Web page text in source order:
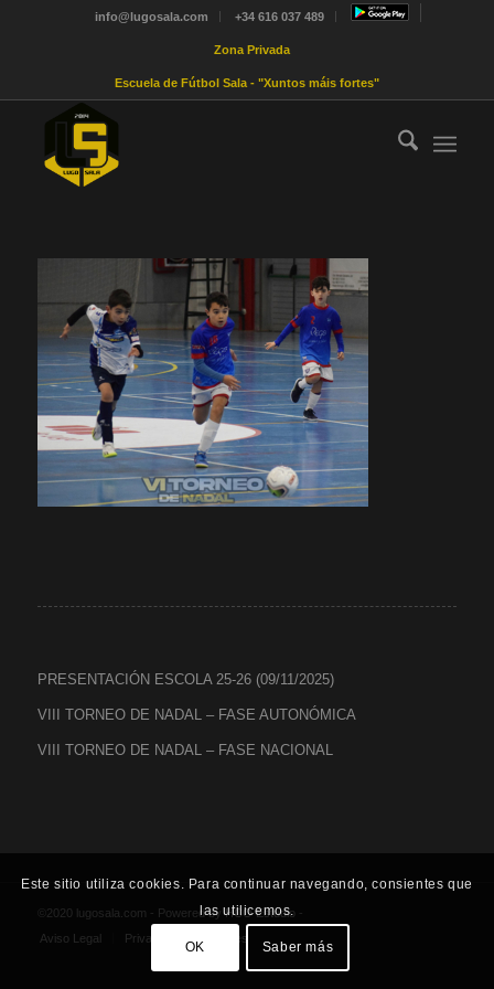
info@lugosala.com +34 616 037 489
Zona Privada
Escuela de Fútbol Sala - "Xuntos máis fortes"
PRESENTACIÓN ESCOLA 25-26 (09/11/2025)
VIII TORNEO DE NADAL – FASE AUTONÓMICA
VIII TORNEO DE NADAL – FASE NACIONAL
©2020 lugosala.com - Powered byHCO Estudio -
Aviso Legal
Privacidad Cookies
Este sitio utiliza cookies. Para continuar navegando, consientes que
las utilicemos.
OK Saber más